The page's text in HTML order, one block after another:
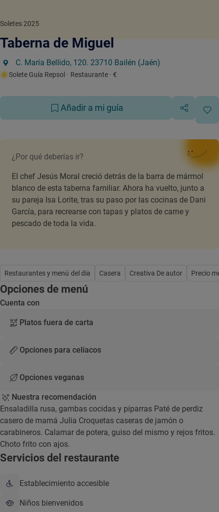
Soletes 2025
Taberna de Miguel
C. María Bellido, 120. 23710 Bailén (Jaén)
Solete Guía Repsol · Restaurante · €
Añadir a mi guía
¿Por qué deberías ir?
El chef Jesús Moral creció detrás de la barra de mármol
blanco de esta taberna familiar. Ahora ha vuelto, junto a
su pareja Isa Lorite, tras su paso por las cocinas de Dani
García, para recrearse con tapas y platos de carne y
pescado de toda la vida.
Restaurantes y menú del día Casera Creativa De autor Precio
Opciones de menú
Cuenta con
Platos fuera de carta
Opciones para celíacos
Opciones veganas
Nuestra recomendación
Ensaladilla rusa, gambas cocidas y piparras Paté de perdiz
casero de mamá Julia Croquetas caseras de jamón o
carabineros. Calamar de potera, guiso del mismo y rejos fritos.
Choto frito con ajos.
Servicios del restaurante
Establecimiento accesible
Niños bienvenidos